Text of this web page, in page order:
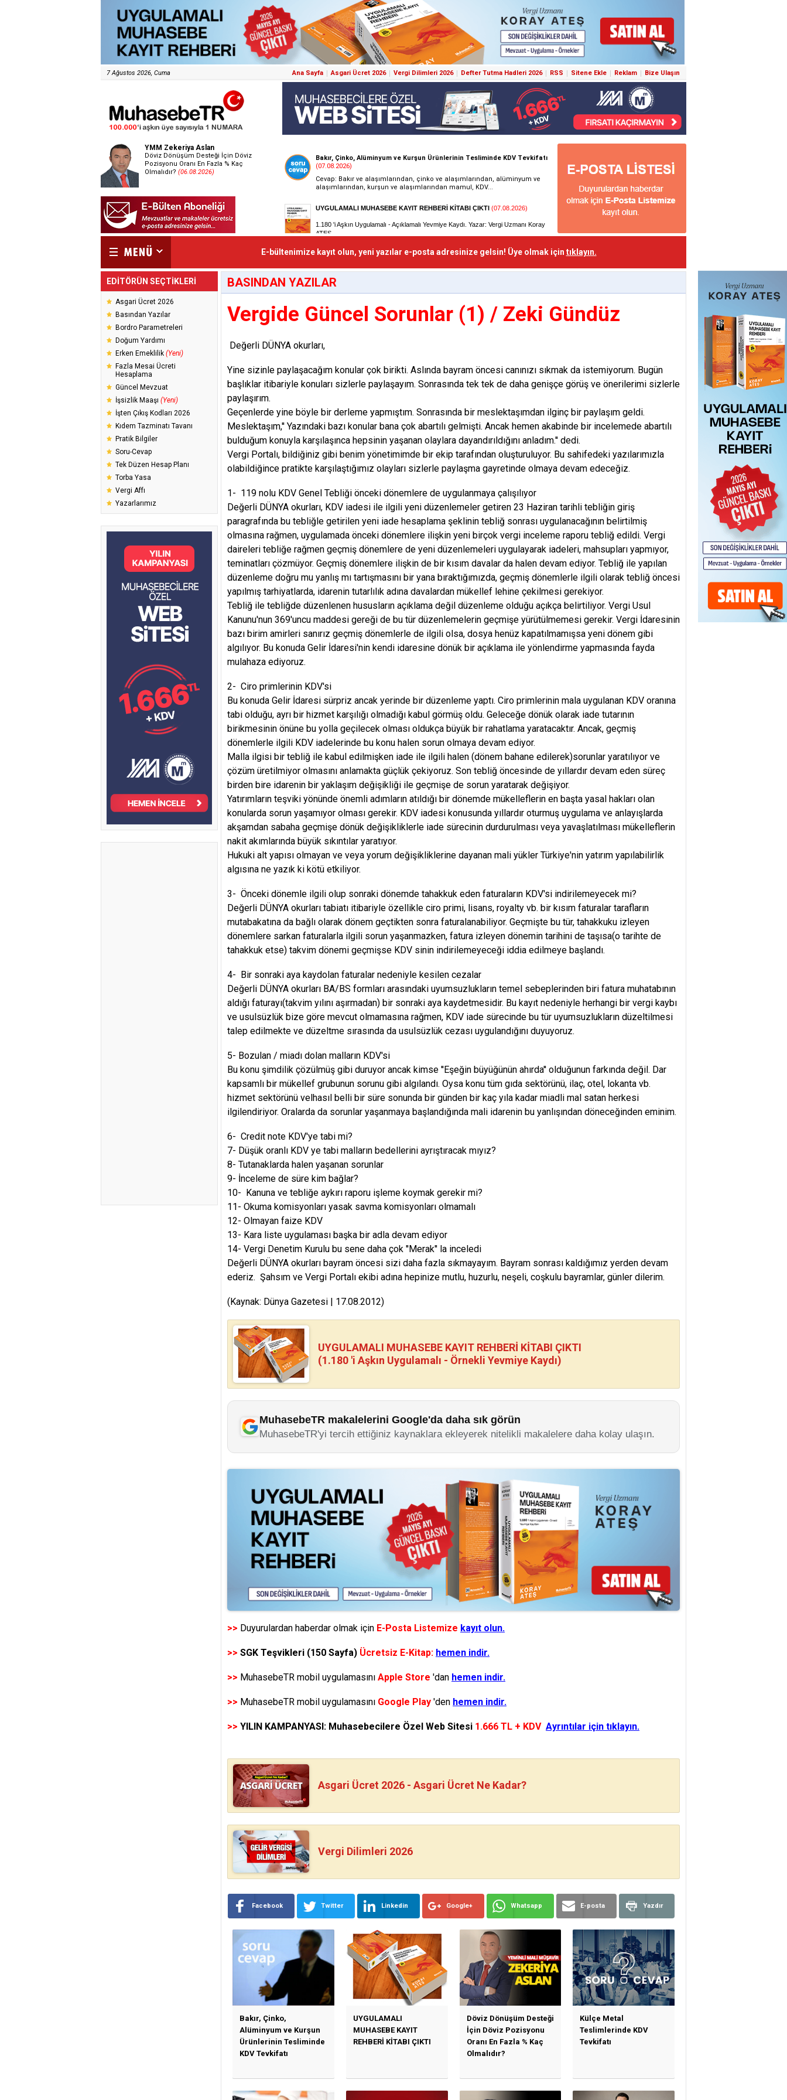
7 Ağustos 2026, Cuma Ana Sayfa Asgari Ücret 2026 Vergi Dilimleri 2026 Defter Tutma Hadleri 2026 RSS Sitene Ekle Reklam Bize Ulaşın
YMM Zekeriya Aslan
Döviz Dönüşüm Desteği İçin Döviz
Pozisyonu Oranı En Fazla % Kaç
Olmalıdır? (06.08.2026)
E-bültenimize kayıt olun, yeni yazılar e-posta adresinize gelsin! Üye olmak için tıklayın.
EDİTÖRÜN SEÇTİKLERİ
Asgari Ücret 2026
Basından Yazılar
Bordro Parametreleri
Doğum Yardımı
Erken Emeklilik (Yeni)
Fazla Mesai Ücreti
Hesaplama
Güncel Mevzuat
İşsizlik Maaşı (Yeni)
İşten Çıkış Kodları 2026
Kıdem Tazminatı Tavanı
Pratik Bilgiler
Soru-Cevap
Tek Düzen Hesap Planı
Torba Yasa
Vergi Affı
Yazarlarımız
BASINDAN YAZILAR
Vergide Güncel Sorunlar (1) / Zeki Gündüz
Değerli DÜNYA okurları,
Yine sizinle paylaşacağım konular çok birikti. Aslında bayram öncesi canınızı sıkmak da istemiyorum. Bugün
başlıklar itibariyle konuları sizlerle paylaşayım. Sonrasında tek tek de daha genişçe görüş ve önerilerimi sizlerle
paylaşırım.
Geçenlerde yine böyle bir derleme yapmıştım. Sonrasında bir meslektaşımdan ilginç bir paylaşım geldi.
Meslektaşım,'' Yazındaki bazı konular bana çok abartılı gelmişti. Ancak hemen akabinde bir incelemede abartılı
bulduğum konuyla karşılaşınca hepsinin yaşanan olaylara dayandırıldığını anladım.'' dedi.
Vergi Portalı, bildiğiniz gibi benim yönetimimde bir ekip tarafından oluşturuluyor. Bu sahifedeki yazılarımızla
olabildiğince pratikte karşılaştığımız olayları sizlerle paylaşma gayretinde olmaya devam edeceğiz.
1- 119 nolu KDV Genel Tebliği önceki dönemlere de uygulanmaya çalışılıyor
Değerli DÜNYA okurları, KDV iadesi ile ilgili yeni düzenlemeler getiren 23 Haziran tarihli tebliğin giriş
paragrafında bu tebliğle getirilen yeni iade hesaplama şeklinin tebliğ sonrası uygulanacağının belirtilmiş
olmasına rağmen, uygulamada önceki dönemlere ilişkin yeni birçok vergi inceleme raporu tebliğ edildi. Vergi
daireleri tebliğe rağmen geçmiş dönemlere de yeni düzenlemeleri uygulayarak iadeleri, mahsupları yapmıyor,
teminatları çözmüyor. Geçmiş dönemlere ilişkin de bir kısım davalar da halen devam ediyor. Tebliğ ile yapılan
düzenleme doğru mu yanlış mı tartışmasını bir yana bıraktığımızda, geçmiş dönemlerle ilgili olarak tebliğ öncesi
yapılmış tarhiyatlarda, idarenin tutarlılık adına davalardan mükellef lehine çekilmesi gerekiyor.
Tebliğ ile tebliğde düzenlenen hususların açıklama değil düzenleme olduğu açıkça belirtiliyor. Vergi Usul
Kanunu'nun 369'uncu maddesi gereği de bu tür düzenlemelerin geçmişe yürütülmemesi gerekir. Vergi İdaresinin
bazı birim amirleri sanırız geçmiş dönemlerle de ilgili olsa, dosya henüz kapatılmamışsa yeni dönem gibi
algılıyor. Bu konuda Gelir İdaresi'nin kendi idaresine dönük bir açıklama ile yönlendirme yapmasında fayda
mulahaza ediyoruz.
2- Ciro primlerinin KDV'si
Bu konuda Gelir İdaresi sürpriz ancak yerinde bir düzenleme yaptı. Ciro primlerinin mala uygulanan KDV oranına
tabi olduğu, ayrı bir hizmet karşılığı olmadığı kabul görmüş oldu. Geleceğe dönük olarak iade tutarının
birikmesinin önüne bu yolla geçilecek olması oldukça büyük bir rahatlama yaratacaktır. Ancak, geçmiş
dönemlerle ilgili KDV iadelerinde bu konu halen sorun olmaya devam ediyor.
Malla ilgisi bir tebliğ ile kabul edilmişken iade ile ilgili halen (dönem bahane edilerek)sorunlar yaratılıyor ve
çözüm üretilmiyor olmasını anlamakta güçlük çekiyoruz. Son tebliğ öncesinde de yıllardır devam eden süreç
birden bire idarenin bir yaklaşım değişikliği ile geçmişe de sorun yaratarak değişiyor.
Yatırımların teşviki yönünde önemli adımların atıldığı bir dönemde mükelleflerin en başta yasal hakları olan
konularda sorun yaşamıyor olması gerekir. KDV iadesi konusunda yıllardır oturmuş uygulama ve anlayışlarda
akşamdan sabaha geçmişe dönük değişikliklerle iade sürecinin durdurulması veya yavaşlatılması mükelleflerin
nakit akımlarında büyük sıkıntılar yaratıyor.
Hukuki alt yapısı olmayan ve veya yorum değişikliklerine dayanan mali yükler Türkiye'nin yatırım yapılabilirlik
algısına ne yazık ki kötü etkiliyor.
3- Önceki dönemle ilgili olup sonraki dönemde tahakkuk eden faturaların KDV'si indirilemeyecek mi?
Değerli DÜNYA okurları tabiatı itibariyle özellikle ciro primi, lisans, royalty vb. bir kısım faturalar tarafların
mutabakatına da bağlı olarak dönem geçtikten sonra faturalanabiliyor. Geçmişte bu tür, tahakkuku izleyen
dönemlere sarkan faturalarla ilgili sorun yaşanmazken, fatura izleyen dönemin tarihini de taşısa(o tarihte de
tahakkuk etse) takvim dönemi geçmişse KDV sinin indirilemeyeceği iddia edilmeye başlandı.
4- Bir sonraki aya kaydolan faturalar nedeniyle kesilen cezalar
Değerli DÜNYA okurları BA/BS formları arasındaki uyumsuzlukların temel sebeplerinden biri fatura muhatabının
aldığı faturayı(takvim yılını aşırmadan) bir sonraki aya kaydetmesidir. Bu kayıt nedeniyle herhangi bir vergi kaybı
ve usulsüzlük bize göre mevcut olmamasına rağmen, KDV iade sürecinde bu tür uyumsuzlukların düzeltilmesi
talep edilmekte ve düzeltme sırasında da usulsüzlük cezası uygulandığını duyuyoruz.
5- Bozulan / miadı dolan malların KDV'si
Bu konu şimdilik çözülmüş gibi duruyor ancak kimse ''Eşeğin büyüğünün ahırda'' olduğunun farkında değil. Dar
kapsamlı bir mükellef grubunun sorunu gibi algılandı. Oysa konu tüm gıda sektörünü, ilaç, otel, lokanta vb.
hizmet sektörünü velhasıl belli bir süre sonunda bir günden bir kaç yıla kadar miadli mal satan herkesi
ilgilendiriyor. Oralarda da sorunlar yaşanmaya başlandığında mali idarenin bu yanlışından döneceğinden eminim.
6- Credit note KDV'ye tabi mi?
7- Düşük oranlı KDV ye tabi malların bedellerini ayrıştıracak mıyız?
8- Tutanaklarda halen yaşanan sorunlar
9- İnceleme de süre kim bağlar?
10- Kanuna ve tebliğe aykırı raporu işleme koymak gerekir mi?
11- Okuma komisyonları yasak savma komisyonları olmamalı
12- Olmayan faize KDV
13- Kara liste uygulaması başka bir adla devam ediyor
14- Vergi Denetim Kurulu bu sene daha çok ''Merak'' la inceledi
Değerli DÜNYA okurları bayram öncesi sizi daha fazla sıkmayayım. Bayram sonrası kaldığımız yerden devam
ederiz. Şahsım ve Vergi Portalı ekibi adına hepinize mutlu, huzurlu, neşeli, coşkulu bayramlar, günler dilerim.
(Kaynak: Dünya Gazetesi | 17.08.2012)
UYGULAMALI MUHASEBE KAYIT REHBERİ KİTABI ÇIKTI
(1.180 'i Aşkın Uygulamalı - Örnekli Yevmiye Kaydı)
MuhasebeTR makalelerini Google'da daha sık görün
MuhasebeTR'yi tercih ettiğiniz kaynaklara ekleyerek nitelikli makalelere daha kolay ulaşın.
>> Duyurulardan haberdar olmak için E-Posta Listemize kayıt olun.
>> SGK Teşvikleri (150 Sayfa) Ücretsiz E-Kitap: hemen indir.
>> MuhasebeTR mobil uygulamasını Apple Store 'dan hemen indir.
>> MuhasebeTR mobil uygulamasını Google Play 'den hemen indir.
>> YILIN KAMPANYASI: Muhasebecilere Özel Web Sitesi 1.666 TL + KDV Ayrıntılar için tıklayın.
Asgari Ücret 2026 - Asgari Ücret Ne Kadar?
Vergi Dilimleri 2026
Facebook Twitter Linkedin Google+ Whatsapp E-posta Yazdır
Bakır, Çinko,
Alüminyum ve Kurşun
Ürünlerinin Tesliminde
KDV Tevkifatı
UYGULAMALI
MUHASEBE KAYIT
REHBERİ KİTABI ÇIKTI
Döviz Dönüşüm Desteği
İçin Döviz Pozisyonu
Oranı En Fazla % Kaç
Olmalıdır?
Külçe Metal
Teslimlerinde KDV
Tevkifatı